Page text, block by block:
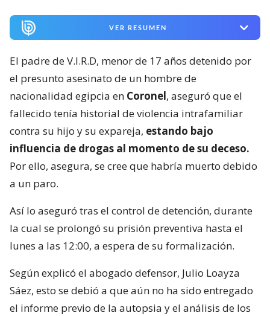
VER RESUMEN
El padre de V.I.R.D, menor de 17 años detenido por
el presunto asesinato de un hombre de
nacionalidad egipcia en Coronel, aseguró que el
fallecido tenía historial de violencia intrafamiliar
contra su hijo y su expareja, estando bajo
influencia de drogas al momento de su deceso.
Por ello, asegura, se cree que habría muerto debido
a un paro.
Así lo aseguró tras el control de detención, durante
la cual se prolongó su prisión preventiva hasta el
lunes a las 12:00, a espera de su formalización.
Según explicó el abogado defensor, Julio Loayza
Sáez, esto se debió a que aún no ha sido entregado
el informe previo de la autopsia y el análisis de los